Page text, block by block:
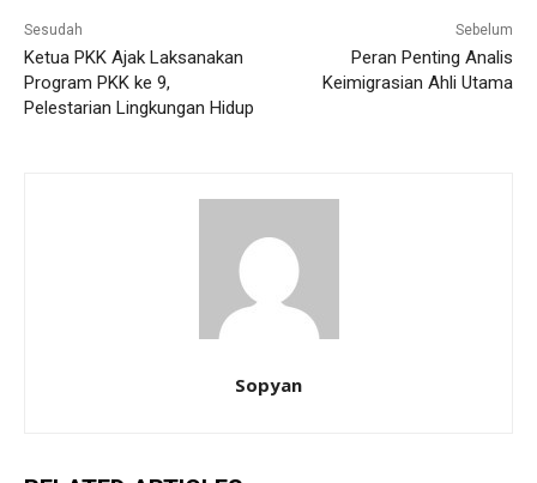
Sesudah
Ketua PKK Ajak Laksanakan
Program PKK ke 9,
Pelestarian Lingkungan Hidup
Sebelum
Peran Penting Analis
Keimigrasian Ahli Utama
Sopyan